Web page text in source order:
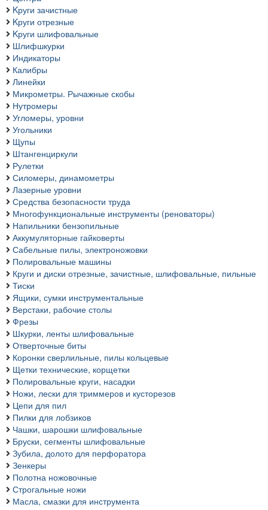
Kруги зачистные
Kруги отрезные
Kруги шлифовальные
Шлифшкурки
Индикаторы
Калибры
Линейки
Микрометры. Рычажные скобы
Нутромеры
Угломеры, уровни
Угольники
Щупы
Штангенциркули
Рулетки
Силомеры, динамометры
Лазерные уровни
Средства безопасности труда
Многофункциональные инструменты (реноваторы)
Напильники бензопильные
Аккумуляторные гайковерты
Сабельные пилы, электроножовки
Полировальные машины
Круги и диски отрезные, зачистные, шлифовальные, пильные
Тиски
Ящики, сумки инструментальные
Верстаки, рабочие столы
Фрезы
Шкурки, ленты шлифовальные
Отверточные биты
Коронки сверлильные, пилы кольцевые
Щетки технические, корщетки
Полировальные круги, насадки
Ножи, лески для триммеров и кусторезов
Цепи для пил
Пилки для лобзиков
Чашки, шарошки шлифовальные
Бруски, сегменты шлифовальные
Зубила, долото для перфоратора
Зенкеры
Полотна ножовочные
Строгальные ножи
Масла, смазки для инструмента